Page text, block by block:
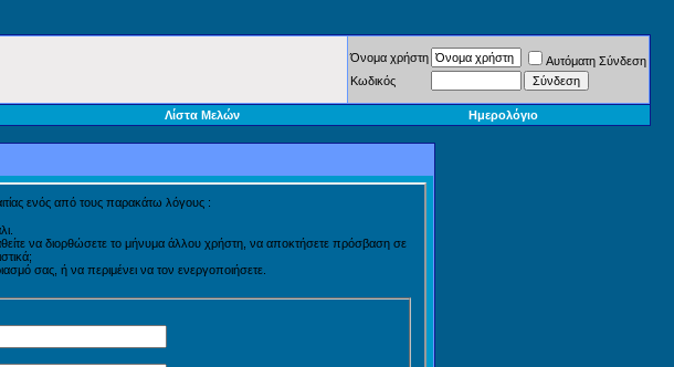
Όνομα χρήστη
Αυτόματη Σύνδεση
Κωδικός
Λίστα Μελών Ημερολόγιο
ενός από τους παρακάτω λόγους :
να διορθώσετε το μήνυμα άλλου χρήστη, να αποκτήσετε πρόσβαση σε
σας, ή να περιμένει να τον ενεργοποιήσετε.